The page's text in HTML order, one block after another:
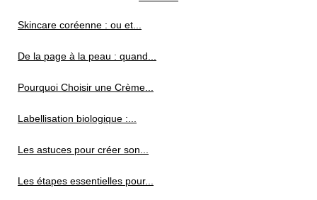
Skincare coréenne : ou et...
De la page à la peau : quand...
Pourquoi Choisir une Crème...
Labellisation biologique :...
Les astuces pour créer son...
Les étapes essentielles pour...